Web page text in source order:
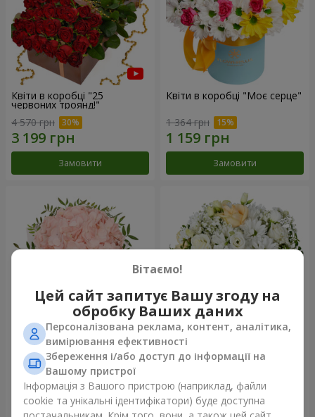
Квіти в коробці "25
червоних троянд!"
4 570 грн
Замовити
Квіти в коробці "Моє серце"
1 364 грн
Замовити
Квіти в коробці "Рожевий
опал"
1 427 грн
Замовити
Квіти у коробці "Білий шовк"
Замовити
Вітаємо!
Цей сайт запитує Вашу згоду на
обробку Ваших даних
Персоналізована реклама, контент, аналітика,
вимірювання ефективності
Збереження і/або доступ до інформації на
Вашому пристрої
Інформація з Вашого пристрою (наприклад, файли
cookie та унікальні ідентифікатори) буде доступна